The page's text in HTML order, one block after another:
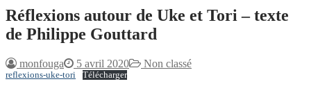
Réflexions autour de Uke et Tori – texte
de Philippe Gouttard
monfouga 5 avril 2020 Non classé
reflexions-uke-tori Télécharger